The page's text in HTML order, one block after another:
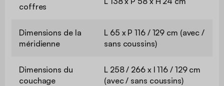
coffres
Dimensions de la
méridienne
L 65 x P 116 / 129 cm (avec /
sans coussins)
Dimensions du
couchage
L 258 / 266 x l 116 / 129 cm
(avec / sans coussins)